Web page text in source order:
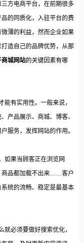
方电商平台，在前期很多
的同质化，入驻平台的费
薄的利益，然而企业如果
造自己的品牌优势，从那
商城网站的关键因素有哪
有实用性。一般来说，
产品展示、商城、博客、
服务，发挥网站的作用。
果当顾客正在浏览网
商品都加载不出来……客户
统的流畅、稳定是最基本
必须要做好搜索优化，